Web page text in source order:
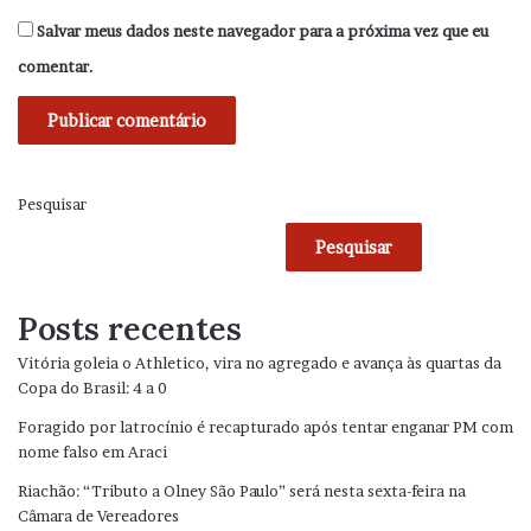
Salvar meus dados neste navegador para a próxima vez que eu
comentar.
Pesquisar
Pesquisar
Posts recentes
Vitória goleia o Athletico, vira no agregado e avança às quartas da
Copa do Brasil: 4 a 0
Foragido por latrocínio é recapturado após tentar enganar PM com
nome falso em Araci
Riachão: “Tributo a Olney São Paulo” será nesta sexta-feira na
Câmara de Vereadores